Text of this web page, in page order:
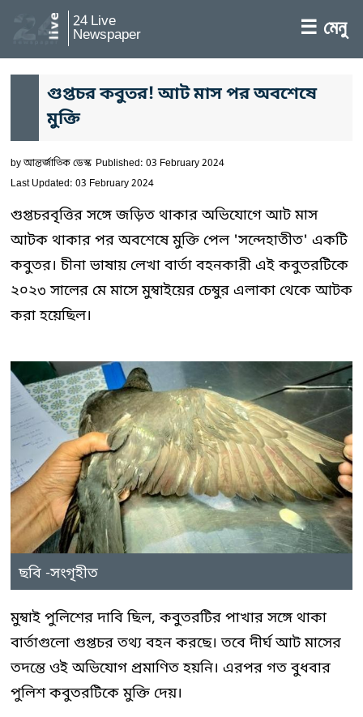
24 Live
Newspaper ☰ মেনু
গুপ্তচর কবুতর! আট মাস পর অবশেষে
মুক্তি
byআন্তর্জাতিক ডেস্ক Published: 03 February 2024
Last Updated: 03 February 2024
গুপ্তচরবৃত্তির সঙ্গে জড়িত থাকার অভিযোগে আট মাস
আটক থাকার পর অবশেষে মুক্তি পেল 'সন্দেহাতীত' একটি
কবুতর। চীনা ভাষায় লেখা বার্তা বহনকারী এই কবুতরটিকে
২০২৩ সালের মে মাসে মুম্বাইয়ের চেম্বুর এলাকা থেকে আটক
করা হয়েছিল।
ছবি -সংগৃহীত
মুম্বাই পুলিশের দাবি ছিল, কবুতরটির পাখার সঙ্গে থাকা
বার্তাগুলো গুপ্তচর তথ্য বহন করছে। তবে দীর্ঘ আট মাসের
তদন্তে ওই অভিযোগ প্রমাণিত হয়নি। এরপর গত বুধবার
পুলিশ কবুতরটিকে মুক্তি দেয়।